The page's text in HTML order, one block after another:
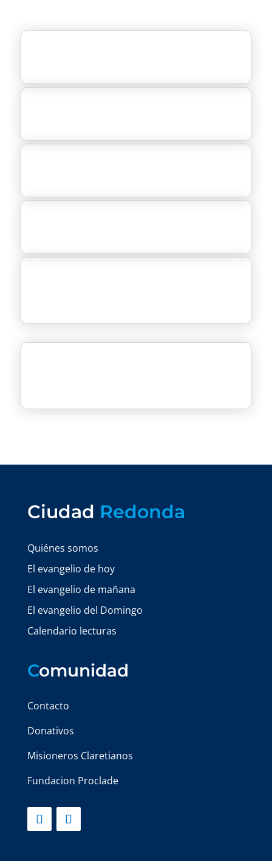
Ciudad Redonda
Quiénes somos
El evangelio de hoy
El evangelio de mañana
El evangelio del Domingo
Calendario lecturas
Comunidad
Contacto
Donativos
Misioneros Claretianos
Fundacion Proclade